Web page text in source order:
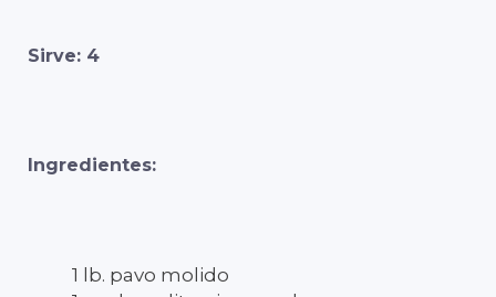
Sirve: 4
Ingredientes:
1 lb. pavo molido